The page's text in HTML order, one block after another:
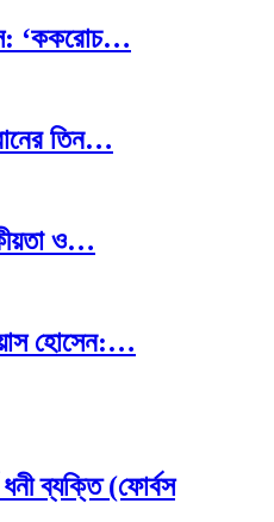
সংখ্যা…
ভারতের বৈশ্বিক…
‘ককরোচ…
তিন…
ও…
হোসেন:…
মহাদেশের ৪৯টি…
ধনী ব্যক্তি (ফোর্বস